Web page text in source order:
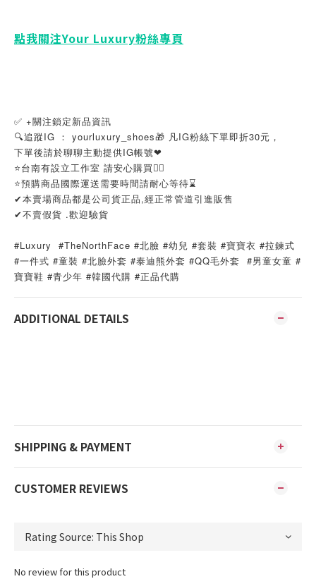
點我關注Your Luxury粉絲專頁
✅ +關注鎖定新品資訊
🔍追蹤IG ： yourluxury_shoes🎁 凡IG粉絲下單即折30元，
下單後請於聊聊主動提供IG帳號❤
⭐️台南有設立工作室 請安心購買👌🏼
⭐️預購商品國際運送需要時間請耐心等待⌛️
✔本賣場商品都是公司貨正品,經正常管道引進販售
✔不賣假貨 .歡迎驗貨
#Luxury  #TheNorthFace #北臉 #幼兒 #套裝 #寶寶衣 #拉鍊式
#一件式 #童裝 #北臉外套 #泰迪熊外套 #QQ毛外套  #男童女童 #
寶寶鞋 #青少年 #韓國代購 #正品代購
ADDITIONAL DETAILS
SHIPPING & PAYMENT
CUSTOMER REVIEWS
No review for this product